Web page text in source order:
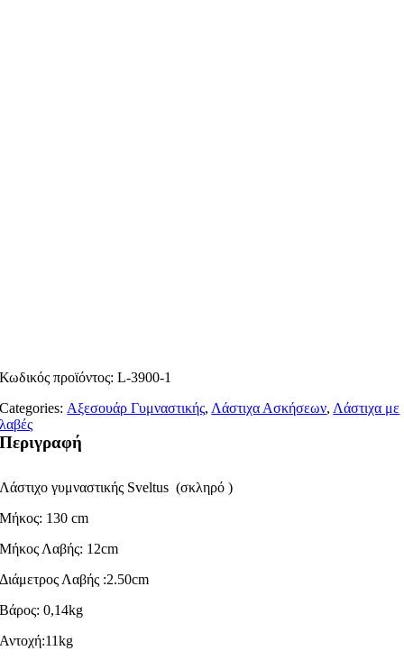
Κωδικός προϊόντος:L-3900-1
Categories:Αξεσουάρ Γυμναστικής,Λάστιχα Ασκήσεων,Λάστιχα με
λαβές
Περιγραφή
Λάστιχο γυμναστικής Sveltus (σκληρό )
Μήκος: 130 cm
Μήκος Λαβής: 12cm
Διάμετρος Λαβής :2.50cm
Βάρος: 0,14kg
Αντοχή:11kg